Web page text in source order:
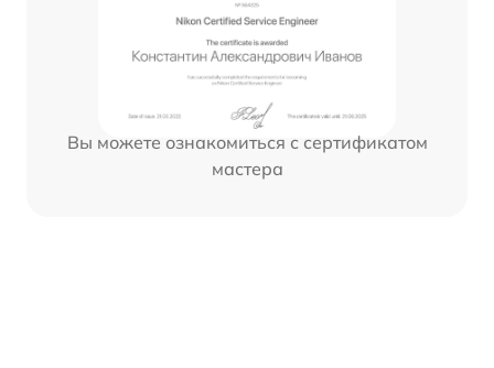
Вы можете ознакомиться с сертификатом
мастера